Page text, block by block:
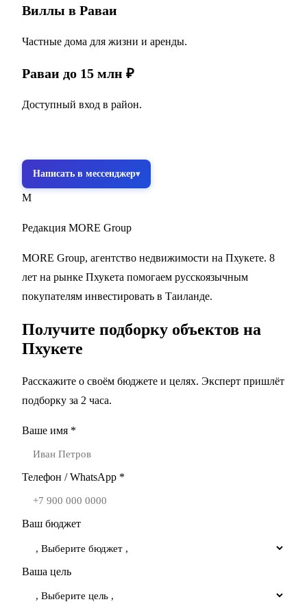
Виллы в Раваи
Частные дома для жизни и аренды.
Раваи до 15 млн ₽
Доступный вход в район.
Написать в мессенджер
M
Редакция MORE Group
MORE Group, агентство недвижимости на Пхукете. 8
лет на рынке Пхукета помогаем русскоязычным
покупателям инвестировать в Таиланде.
Получите подборку объектов на
Пхукете
Расскажите о своём бюджете и целях. Эксперт пришлёт
подборку за 2 часа.
Ваше имя *
Телефон / WhatsApp *
Ваш бюджет
Ваша цель